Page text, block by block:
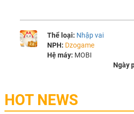
Thể loại: Nhập vai
NPH: Dzogame
Hệ máy: MOBI
Ngày
HOT NEWS